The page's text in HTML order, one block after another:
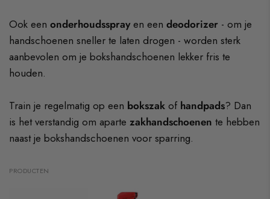
Ook eenonderhoudssprayen eendeodorizer - om je
handschoenen sneller te laten drogen - worden sterk
aanbevolen om je bokshandschoenen lekker fris te
houden.
Train je regelmatig op een bokszak of handpads? Dan
is het verstandig om apartezakhandschoenente hebben
naast je bokshandschoenen voor sparring.
PRODUCTEN